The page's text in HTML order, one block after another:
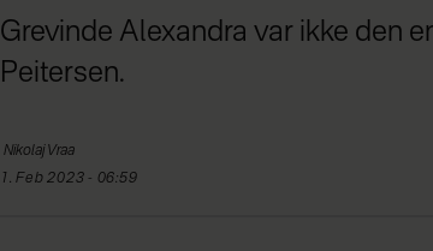
Grevinde Alexandra var ikke den
Peitersen.
Nikolaj Vraa
1. Feb 2023 - 06:59